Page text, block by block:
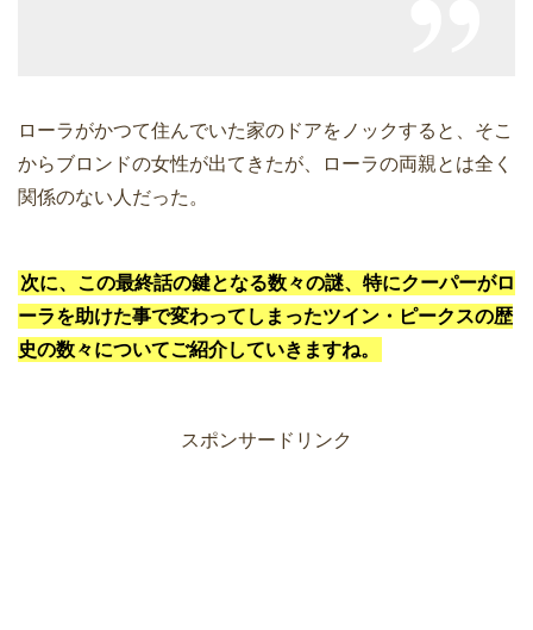
ローラがかつて住んでいた家のドアをノックすると、そこ
からブロンドの女性が出てきたが、ローラの両親とは全く
関係のない人だった。
次に、この最終話の鍵となる数々の謎、特にクーパーがロ
ーラを助けた事で変わってしまったツイン・ピークスの歴
史の数々についてご紹介していきますね。
スポンサードリンク